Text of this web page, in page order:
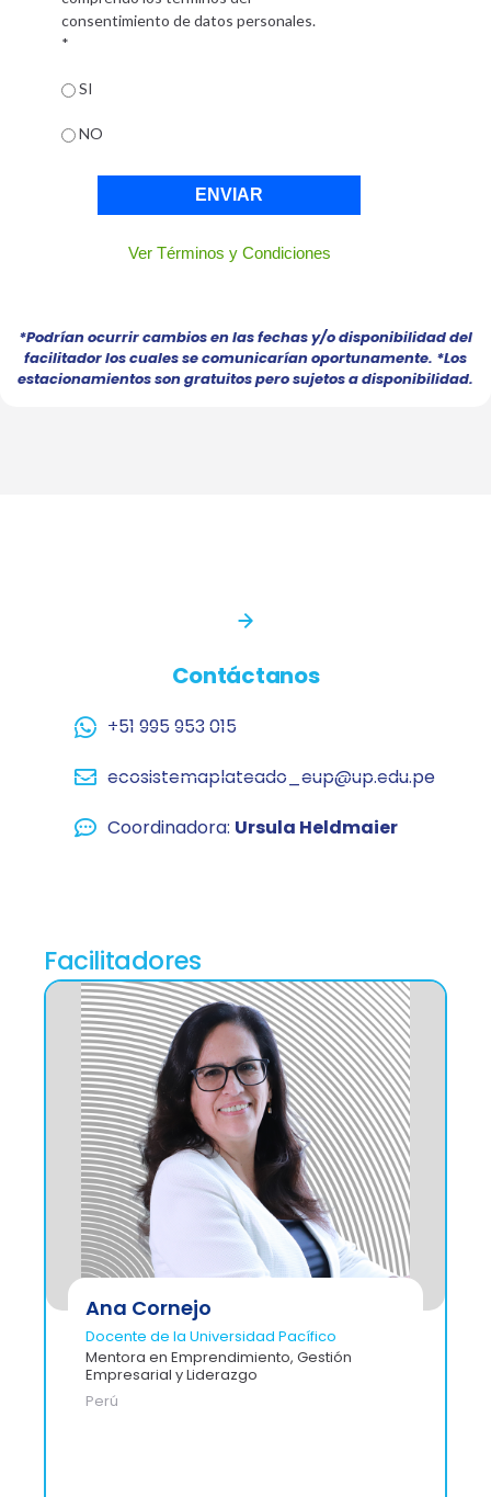
consentimiento de datos personales.
*
SI
NO
ENVIAR
Ver Términos y Condiciones
*Podrían ocurrir cambios en las fechas y/o disponibilidad del
facilitador los cuales se comunicarían oportunamente. *Los
estacionamientos son gratuitos pero sujetos a disponibilidad.
Contáctanos
+51 995 953 015
ecosistemaplateado_eup@up.edu.pe
Coordinadora: Ursula Heldmaier
Facilitadores
Ana Cornejo
Docente de la Universidad Pacífico
Mentora en Emprendimiento, Gestión
Empresarial y Liderazgo
Perú